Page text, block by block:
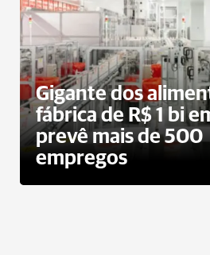
Gigante dos
fábrica de R$ 1 bi
prevê mais de 500
empregos